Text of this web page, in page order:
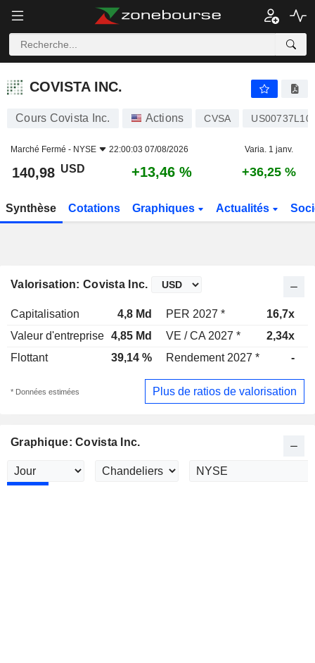
COVISTA INC.
COVISTA INC.
Cours Covista Inc. Actions CVSA
Marché Fermé - NYSE 22:00:03 07/08/2026 Varia. 1 janv.
140,98 USD +13,46 % +36,25 %
Synthèse Cotations Graphiques Actualités
Valorisation: Covista Inc.
Capitalisation 4,8 Md PER 2027 * 16,7x
Valeur d'entreprise 4,85 Md VE / CA 2027 * 2,34x
Flottant
39,14 % Rendement 2027 * -
* Données estimées Plus de ratios de valorisation
Graphique: Covista Inc.